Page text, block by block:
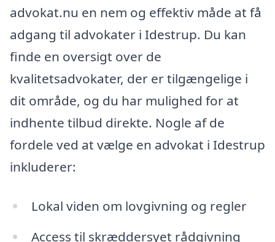
advokat.nu en nem og effektiv måde at få
adgang til advokater i Idestrup. Du kan
finde en oversigt over de
kvalitetsadvokater, der er tilgængelige i
dit område, og du har mulighed for at
indhente tilbud direkte. Nogle af de
fordele ved at vælge en advokat i Idestrup
inkluderer:
Lokal viden om lovgivning og regler
Access til skræddersyet rådgivning